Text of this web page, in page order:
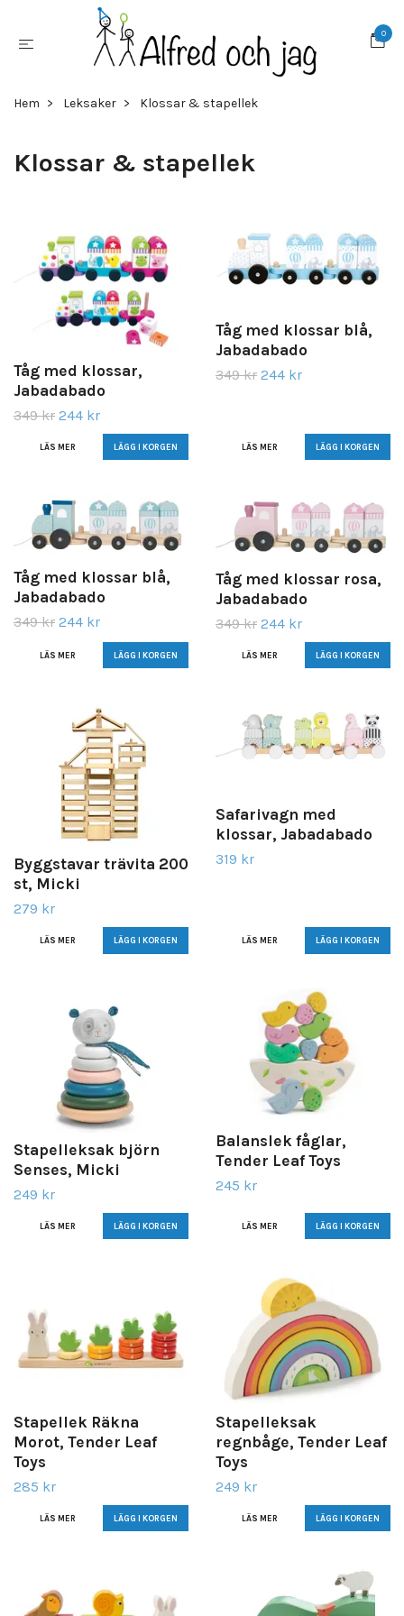
0
Hem Leksaker Klossar & stapellek
Klossar & stapellek
Tåg med klossar,
Jabadabado
349 kr 244 kr
LÄS MER
Tåg med klossar blå,
Jabadabado
349 kr 244 kr
LÄS MER
Tåg med klossar blå,
Jabadabado
349 kr 244 kr
LÄS MER
Tåg med klossar rosa,
Jabadabado
349 kr 244 kr
LÄS MER
Byggstavar trävita 200
st, Micki
279 kr
LÄS MER
Safarivagn med
klossar, Jabadabado
319 kr
LÄS MER
Stapelleksak björn
Senses, Micki
249 kr
LÄS MER
Balanslek fåglar,
Tender Leaf Toys
245 kr
LÄS MER
Stapellek Räkna
Morot, Tender Leaf
Toys
285 kr
LÄS MER
Stapelleksak
regnbåge, Tender Leaf
Toys
249 kr
LÄS MER